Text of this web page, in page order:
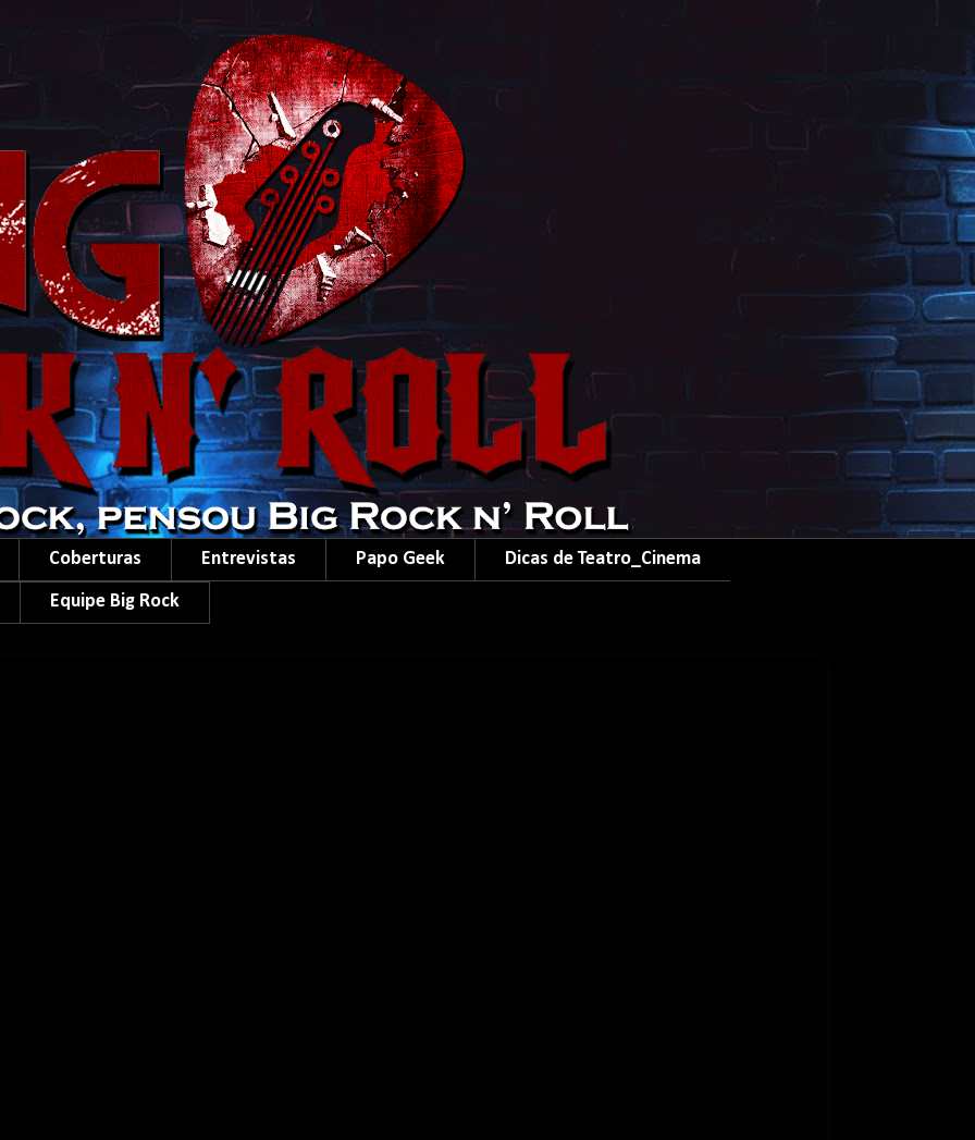
Coberturas Entrevistas Papo Geek Dicas de Teatro_Cinema
Equipe Big Rock